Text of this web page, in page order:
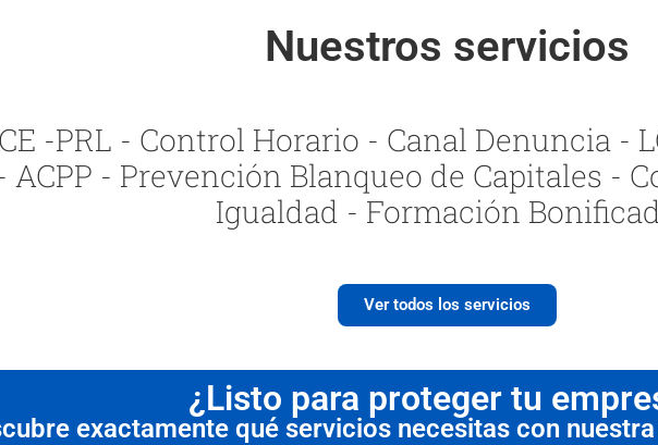
Nuestros servicios
-PRL - Control Horario - Canal Denuncia -
ACPP - Prevención Blanqueo de Capitales -
Igualdad - Formación
Ver todos los servicios
¿Listo para proteger tu
exactamente qué servicios necesitas con